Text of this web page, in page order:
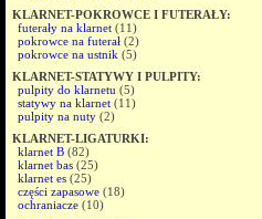
KLARNET-POKROWCE I FUTERAŁY:
futerały na klarnet (11)
pokrowce na futerał (2)
pokrowce na ustnik (5)
KLARNET-STATYWY I PULPITY:
pulpity do klarnetu (5)
statywy na klarnet (11)
pulpity na nuty (2)
KLARNET-LIGATURKI:
klarnet B (82)
klarnet bas (25)
klarnet es (25)
części zapasowe (18)
ochraniacze (10)